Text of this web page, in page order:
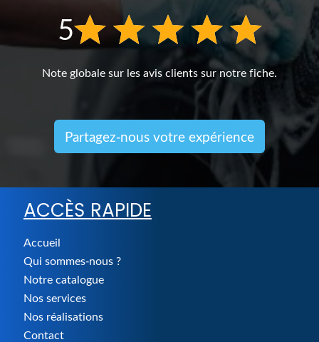
5
Note globale sur les avis clients sur notre fiche.
Partagez-nous votre expérience
ACCÈS RAPIDE
Accueil
Qui sommes-nous ?
Notre catalogue
Nos services
Nos réalisations
Contact